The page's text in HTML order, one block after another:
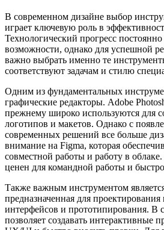
В современном дизайне выбор
играет ключевую роль в
Технологический прогресс
возможности, однако для успешной
важно выбрать именно те
соответствуют задачам и стилю
Одним из фундаментальных
графические редакторы. Adobe
прежнему широко используются для
логотипов и макетов. Однако с
современных решений все больше
внимание на Figma, которая
совместной работы и работу в
ценен для командной работы и
Также важным инструментом
предназначенная для проектирования
интерфейсов и прототипирования. В
позволяет создавать интерактивные